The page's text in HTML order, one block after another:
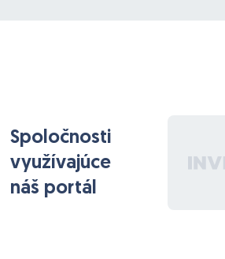
Spoločnosti
využívajúce
náš portál